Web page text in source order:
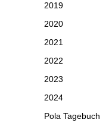
2019
2020
2021
2022
2023
2024
Pola Tagebuch